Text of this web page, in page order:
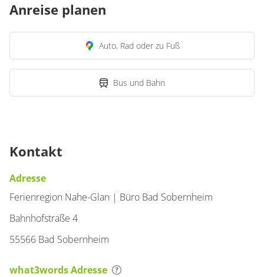
Anreise planen
Auto, Rad oder zu Fuß
Bus und Bahn
Kontakt
Adresse
Ferienregion Nahe-Glan | Büro Bad Sobernheim
Bahnhofstraße 4
55566 Bad Sobernheim
what3words Adresse